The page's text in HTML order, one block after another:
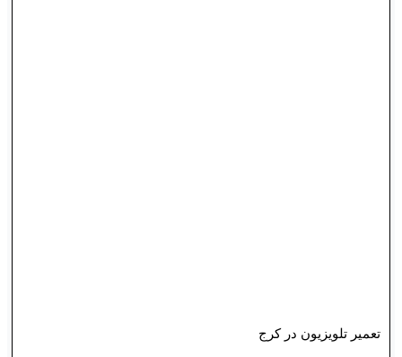
تعمیر تلویزیون در کرج